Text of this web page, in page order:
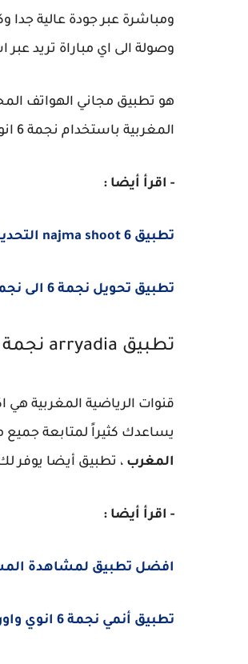
ومباشرة عبر جودة عالية
وصولة الى اي مباراة تريد عبر استخدام
هو تطبيق مجاني الهواتف
المغربية باستخدام نجمة 6 انوي واورنج واتصالات المغرب على هاتفك مجاناً.
- اقرأ أيضا :
تطبيق najma shoot 6 التحديث الجديد
تطبيق تحويل نجمة 6 الى نجمة 3 انوي واورونج واتصالات المغرب
تطبيق arryadia نجمة 6 انوي واورنج واتصالات المغرب
قنوات الرياضية المغربية
يساعدك كثيراً لمتابعة
المغرب ، تطبيق أيضا يوفر
- اقرأ أيضا :
افضل تطبيق لمشاهدة
تطبيق أنمي نجمة 6 انوي واورنج واتصالات المغرب